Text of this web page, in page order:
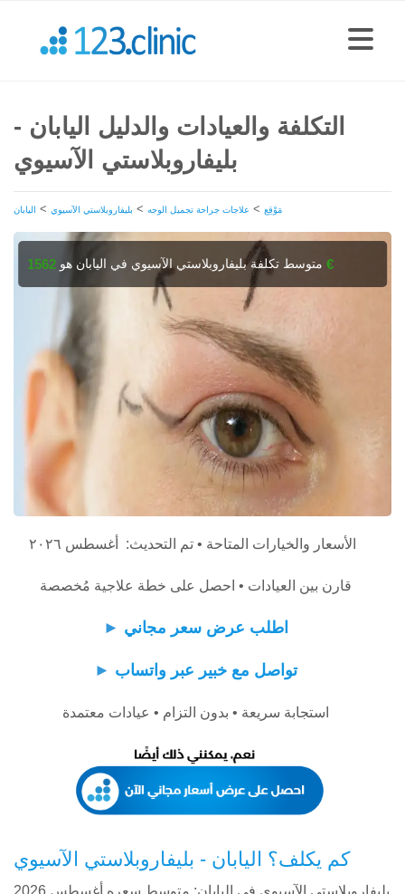
التكلفة والعيادات والدليل اليابان -
بليفاروبلاستي الآسيوي
مَوْقِع > علاجات جراحة تجميل الوجه > بليفاروبلاستي الآسيوي > اليابان
متوسط تكلفة بليفاروبلاستي الآسيوي في اليابان هو 1562 €
قارن بين العيادات • احصل على خطة علاجية مُخصصة
► اطلب عرض سعر مجاني
► تواصل مع خبير عبر واتساب
استجابة سريعة • بدون التزام • عيادات معتمدة
كم يكلف؟ اليابان - بليفاروبلاستي الآسيوي
بليفاروبلاستي الآسيوي في اليابان: متوسط ​​سعره أغسطس 2026